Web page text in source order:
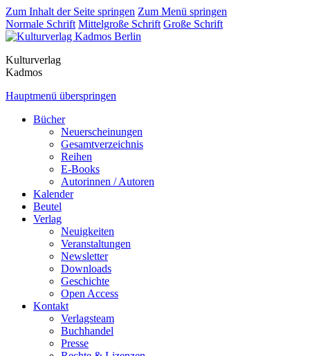
Zum Inhalt der Seite springen Zum Menü springen
Normale Schrift Mittelgroße Schrift Große Schrift
Kulturverlag
Kadmos
Hauptmenü überspringen
Bücher
Neuerscheinungen
Gesamtverzeichnis
Reihen
E-Books
Autorinnen / Autoren
Kalender
Beutel
Verlag
Neuigkeiten
Veranstaltungen
Newsletter
Downloads
Geschichte
Open Access
Kontakt
Verlagsteam
Buchhandel
Presse